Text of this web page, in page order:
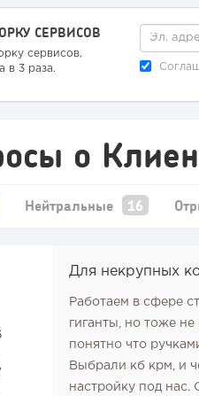
СЕРВИСОВ
сервисов,
в 3 раза.
о
Нейтральные
Для некрупных
Работаем в сфере
гиганты, но тоже
понятно что
Выбрали кб крм, и
настройку под нас.